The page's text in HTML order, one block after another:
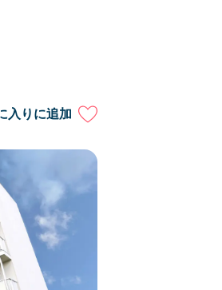
入りに追加